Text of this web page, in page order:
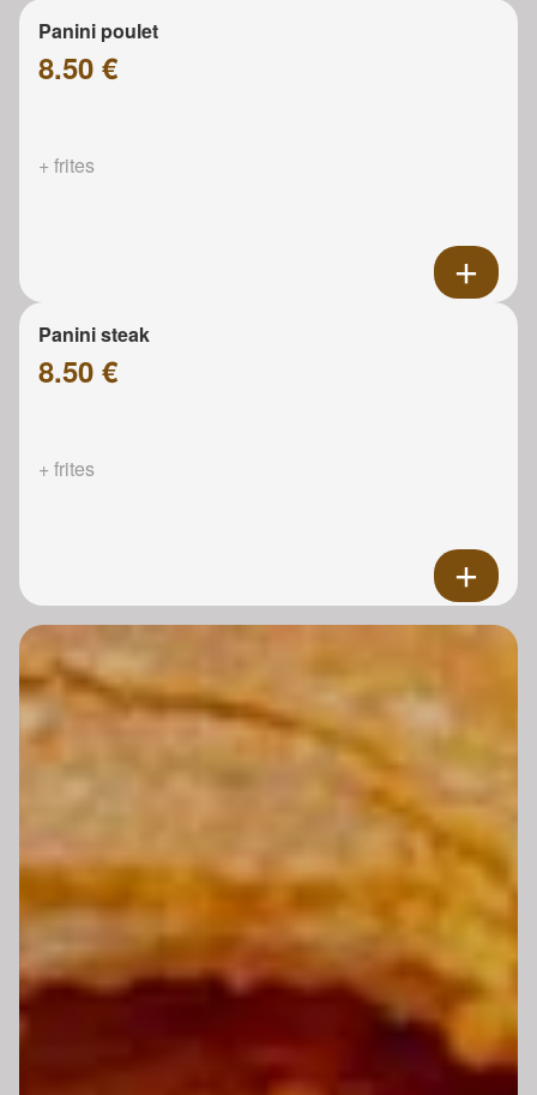
Panini poulet
8.50 €
+ frites
Panini steak
8.50 €
+ frites